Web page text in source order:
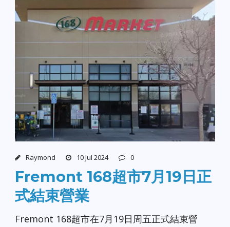
Raymond 10 Jul 2024 0
Fremont 168超市7月19日正
式結束營業
Fremont 168超市在7月19日周五正式結束營